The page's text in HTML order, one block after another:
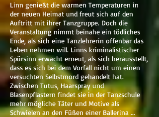
Linn genießt die warmen Temperaturen in
der neuen Heimat und freut sich auf den
Auftritt mit ihrer Tanzgruppe. Doch die
Veranstaltung nimmt beinahe ein tödliches
Ende, als sich eine Tanzlehrerin offenbar das
Leben nehmen will. Linns kriminalistischer
Spürsinn erwacht erneut, als sich herausstellt,
dass es sich bei dem Vorfall nicht um einen
versuchten Selbstmord gehandelt hat.
Zwischen Tutus, Haarspray und
Blasenpflastern findet sie in der Tanzschule
mehr mögliche Täter und Motive als
Schwielen an den Füßen einer Ballerina ...